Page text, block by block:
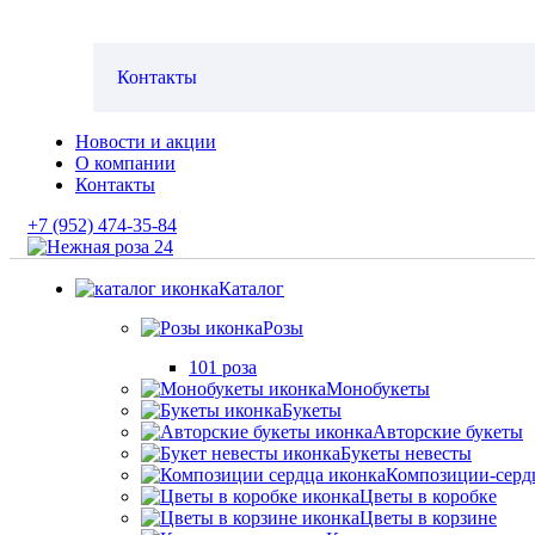
Контакты
Новости и акции
О компании
Контакты
+7 (952) 474-35-84
Каталог
Розы
101 роза
Монобукеты
Букеты
Авторские букеты
Букеты невесты
Композиции-
Цветы в коробке
Цветы в корзине